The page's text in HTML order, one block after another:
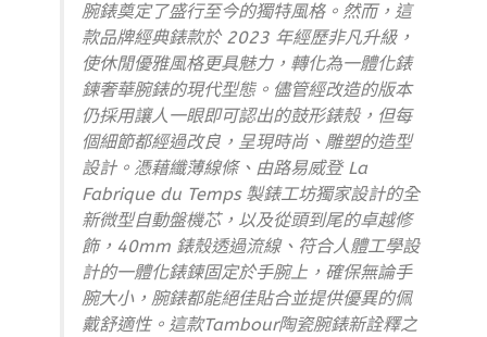
腕錶奠定了盛行至今的獨特風格。然而，這
款品牌經典錶款於 2023 年經歷非凡升級，
使休閒優雅風格更具魅力，轉化為一體化錶
鍊奢華腕錶的現代型態。儘管經改造的版本
仍採用讓人一眼即可認出的鼓形錶殼，但每
個細節都經過改良，呈現時尚、雕塑的造型
設計。憑藉纖薄線條、由路易威登 La
Fabrique du Temps 製錶工坊獨家設計的全
新微型自動盤機芯，以及從頭到尾的卓越修
飾，40mm 錶殼透過流線、符合人體工學設
計的一體化錶鍊固定於手腕上，確保無論手
腕大小，腕錶都能絕佳貼合並提供優異的佩
戴舒適性。這款Tambour陶瓷腕錶新詮釋之